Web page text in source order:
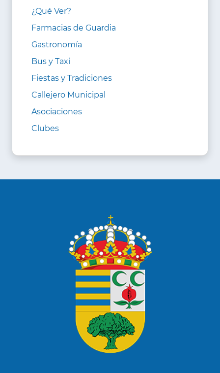
¿Qué Ver?
Farmacias de Guardia
Gastronomía
Bus y Taxi
Fiestas y Tradiciones
Callejero Municipal
Asociaciones
Clubes